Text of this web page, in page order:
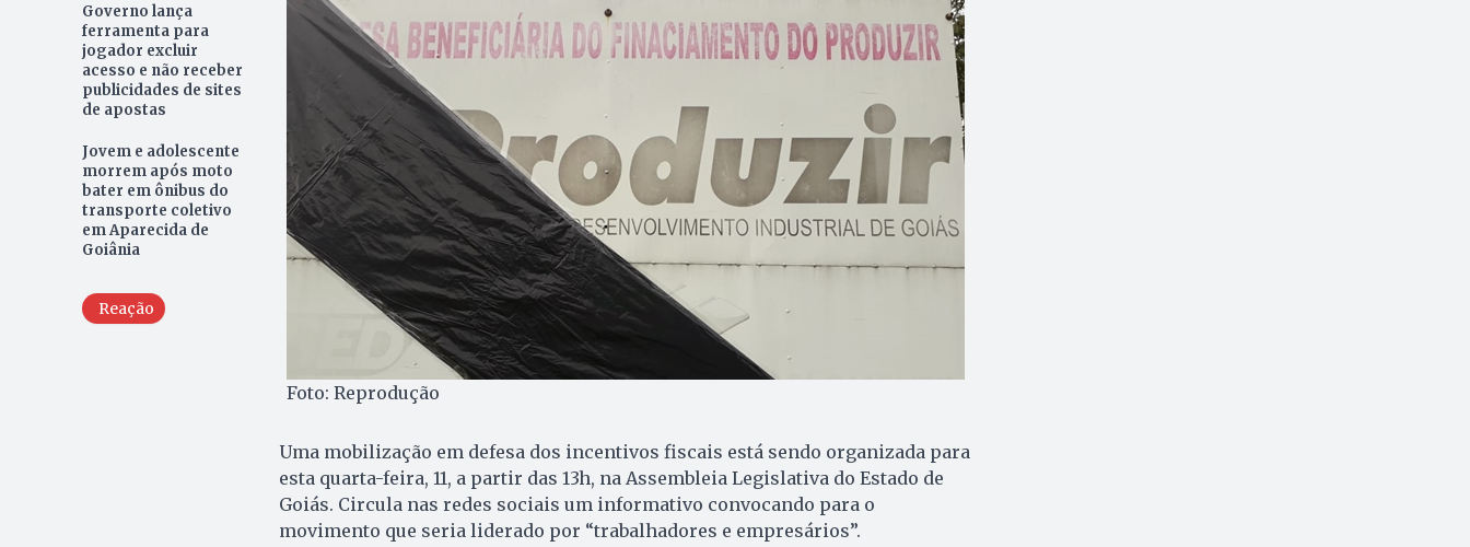
Governo lança
ferramenta para
jogador excluir
acesso e não receber
publicidades de sites
de apostas
Jovem e adolescente
morrem após moto
bater em ônibus do
transporte coletivo
em Aparecida de
Goiânia
Reação
Foto: Reprodução
Uma mobilização em defesa dos incentivos fiscais está sendo organizada para
esta quarta-feira, 11, a partir das 13h, na Assembleia Legislativa do Estado de
Goiás. Circula nas redes sociais um informativo convocando para o
movimento que seria liderado por “trabalhadores e empresários”.